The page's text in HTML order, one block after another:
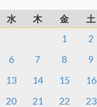
水 木 金 土
1
2
6 7 8 9
13 14 15 16
20 21 22 23